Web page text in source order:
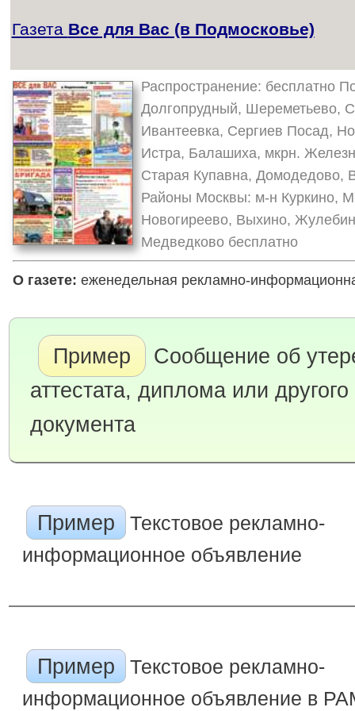
Газета Все для Вас (в Подмосковье)
Распространение: бесплатно
Долгопрудный, Шереметьево,
Ивантеевка, Сергиев Посад,
Истра, Балашиха, мкрн.
Старая Купавна, Домодедово,
Районы Москвы: м-н Куркино,
Новогиреево, Выхино,
Медведково бесплатно
О газете: еженедельная рекламно-
Пример
Сообщение об
аттестата, диплома или другого
документа
Пример
Текстовое рекламно-
информационное объявление
Пример
Текстовое рекламно-
информационное объявление в